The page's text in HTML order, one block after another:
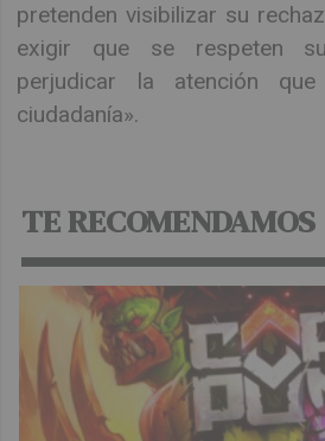
pretenden visibilizar su
exigir que se respeten
perjudicar la atención
ciudadanía».
TE RECOMENDAMOS